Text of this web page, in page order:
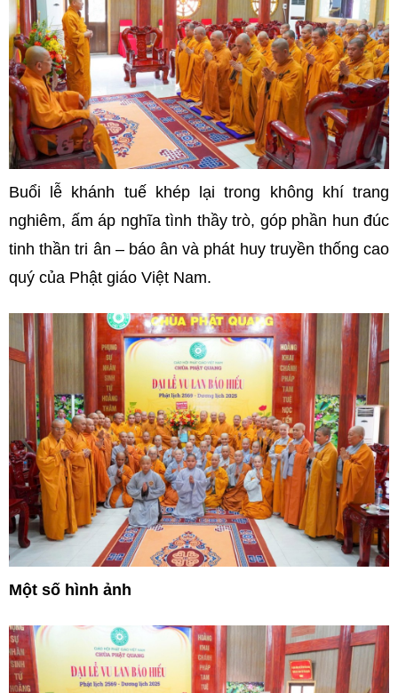
Buổi lễ khánh tuế khép lại trong không khí trang
nghiêm, ấm áp nghĩa tình thầy trò, góp phần hun đúc
tinh thần tri ân – báo ân và phát huy truyền thống cao
quý của Phật giáo Việt Nam.
Một số hình ảnh